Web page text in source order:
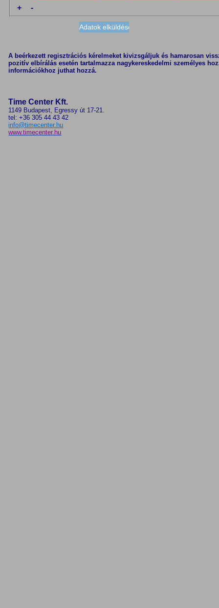
+ -
A beérkezett regisztrációs kérelmeket kivizsgáljuk és hamarosan
pozitív elbírálás esetén tartalmazza nagykereskedelmi személyes
információkhoz juthat hozzá.
Time Center Kft.
1149 Budapest, Egressy út 17-21.
tel: +36 305 44 43 42
info@timecenter.hu
www.timecenter.hu